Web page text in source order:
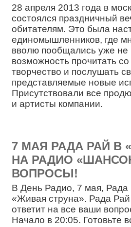
28 апреля 2013 года в
состоялся праздничный
обитателям. Это была
единомышленников, где
вволю пообщались уже не
возможность прочитать
творчество и послушать
представляемые новые
Присутствовали все
и артисты компании.
7 МАЯ РАДА РАЙ В
НА РАДИО
ВОПРОСЫ!
В День Радио, 7 мая, Рада
«Живая струна». Рада
ответит на все ваши
Начало в 20:05. Готовьте